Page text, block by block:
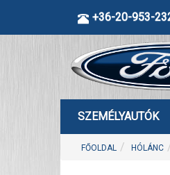
+36-20-953-
SZEMÉLYAUTÓK
FŐOLDAL HÓLÁNC